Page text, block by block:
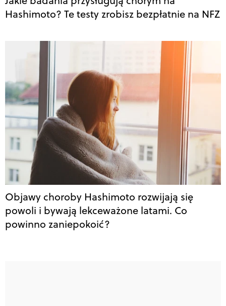
Hashimoto? Te testy zrobisz bezpłatnie na NFZ
Objawy choroby Hashimoto rozwijają się
powoli i bywają lekceważone latami. Co
powinno zaniepokoić?